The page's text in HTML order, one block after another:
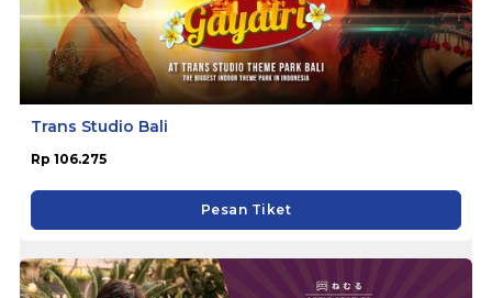
Trans Studio Bali
Rp 106.275
Pesan Tiket